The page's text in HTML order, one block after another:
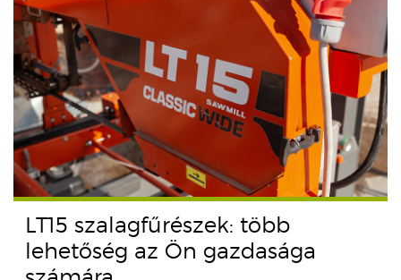
LT15 szalagfűrészek: több
lehetőség az Ön gazdasága